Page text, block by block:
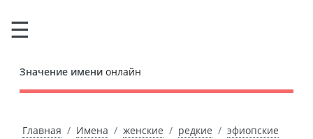
Значение имени онлайн
Главная Имена женские редкие
эфиопские